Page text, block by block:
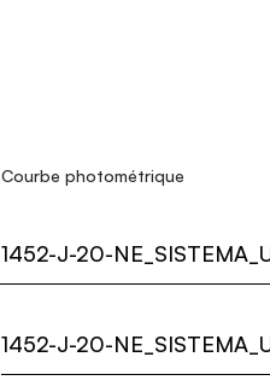
Courbe photométrique